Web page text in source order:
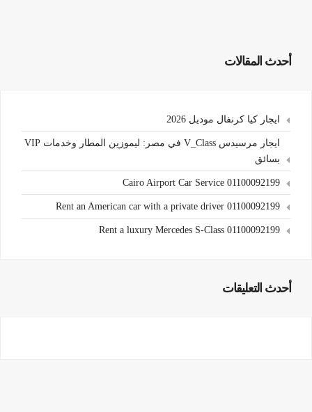
أحدث المقالات
ايجار كيا كرنفال موديل 2026
ايجار مرسيدس V_Class في مصر: ليموزين المطار وخدمات VIP
بسائق
Cairo Airport Car Service 01100092199
Rent an American car with a private driver 01100092199
Rent a luxury Mercedes S-Class 01100092199
أحدث التعليقات